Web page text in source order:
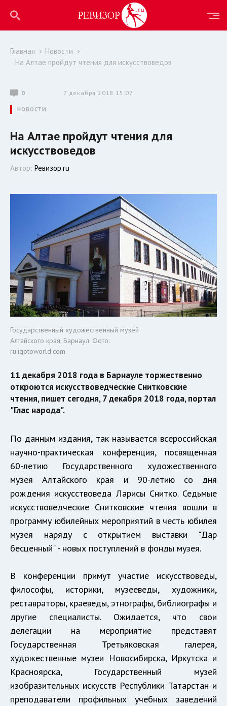
Главная
Новости
На Алтае пройдут чтения для искусствоведов
0 7 декабря 2018 15:07
НОВОСТИ
На Алтае пройдут чтения для
искусствоведов
Автор: Ревизор.ru
Государственный художественный музей
Алтайского края, Барнаул. Фото:
ru.igotoworld.com
11 декабря 2018 года в Барнауле торжественно
откроются искусствоведческие Снитковские
чтения, пишет сегодня, 7 декабря 2018 года, портал
"Глас народа".
По данным издания, так называется всероссийская
научно-практическая конференция, посвященная
60-летию Государственного художественного
музея Алтайского края и 90-летию со дня
рождения искусствоведа Ларисы Снитко. Седьмые
искусствоведческие Снитковские чтения вошли в
программу юбилейных мероприятий в честь юбилея
музея наряду с открытием выставки "Дар
бесценный" - новых поступлений в фонды музея.
В конференции примут участие искусствоведы,
философы, историки, музееведы, художники,
реставраторы, краеведы, этнографы, библиографы и
другие специалисты. Ожидается, что свои
делегации на мероприятие представят
Государственная Третьяковская галерея,
художественные музеи Новосибирска, Иркутска и
Красноярска, Государственный музей
изобразительных искусств Республики Татарстан и
преподаватели профильных учебных заведений